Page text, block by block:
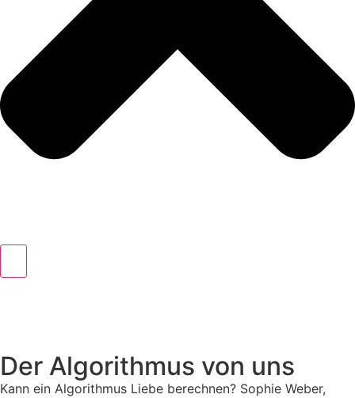
Der Algorithmus von uns
Kann ein Algorithmus Liebe berechnen? Sophie Weber,